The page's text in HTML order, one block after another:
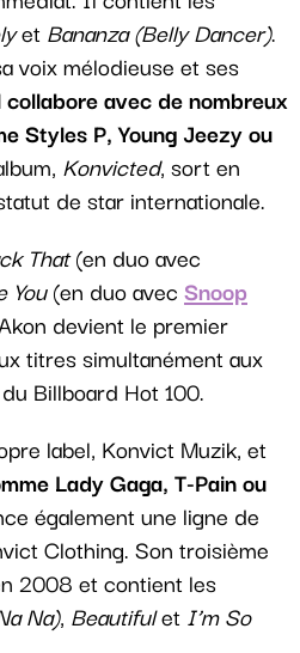
et Bananza (Belly Dancer).
voix mélodieuse et ses
avec de nombreux
Styles P, Young Jeezy ou
Konvicted, sort en
de star internationale.
That(en duo avec
You(en duo avec Snoop
devient le premier
titres simultanément aux
Billboard Hot 100.
label, Konvict Muzik, et
Lady Gaga, T-Pain ou
également une ligne de
Clothing. Son troisième
2008 et contient les
Na), Beautifulet I’m So